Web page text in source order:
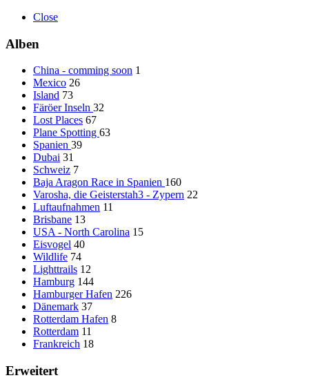
Close
Alben
China - comming soon 1
Mexico 26
Island 73
Färöer Inseln 32
Lost Places 67
Plane Spotting 63
Spanien 39
Dubai 31
Schweiz 7
Baja Aragon Race in Spanien 160
Varosha, die Geisterstah3 - Zypern 22
Luftaufnahmen 11
Brisbane 13
USA - North Carolina 15
Eisvogel 40
Wildlife 74
Lighttrails 12
Hamburg 144
Hamburger Hafen 226
Dänemark 37
Rotterdam Hafen 8
Rotterdam 11
Frankreich 18
Erweitert